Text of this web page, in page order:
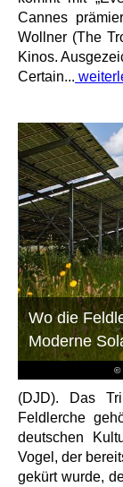
Cannes
Wollner (The
Kinos.
Certain...
©
Wo die
Moderne
(DJD). Das
Feldlerche
deutschen
Vogel, der
gekürt wurde,